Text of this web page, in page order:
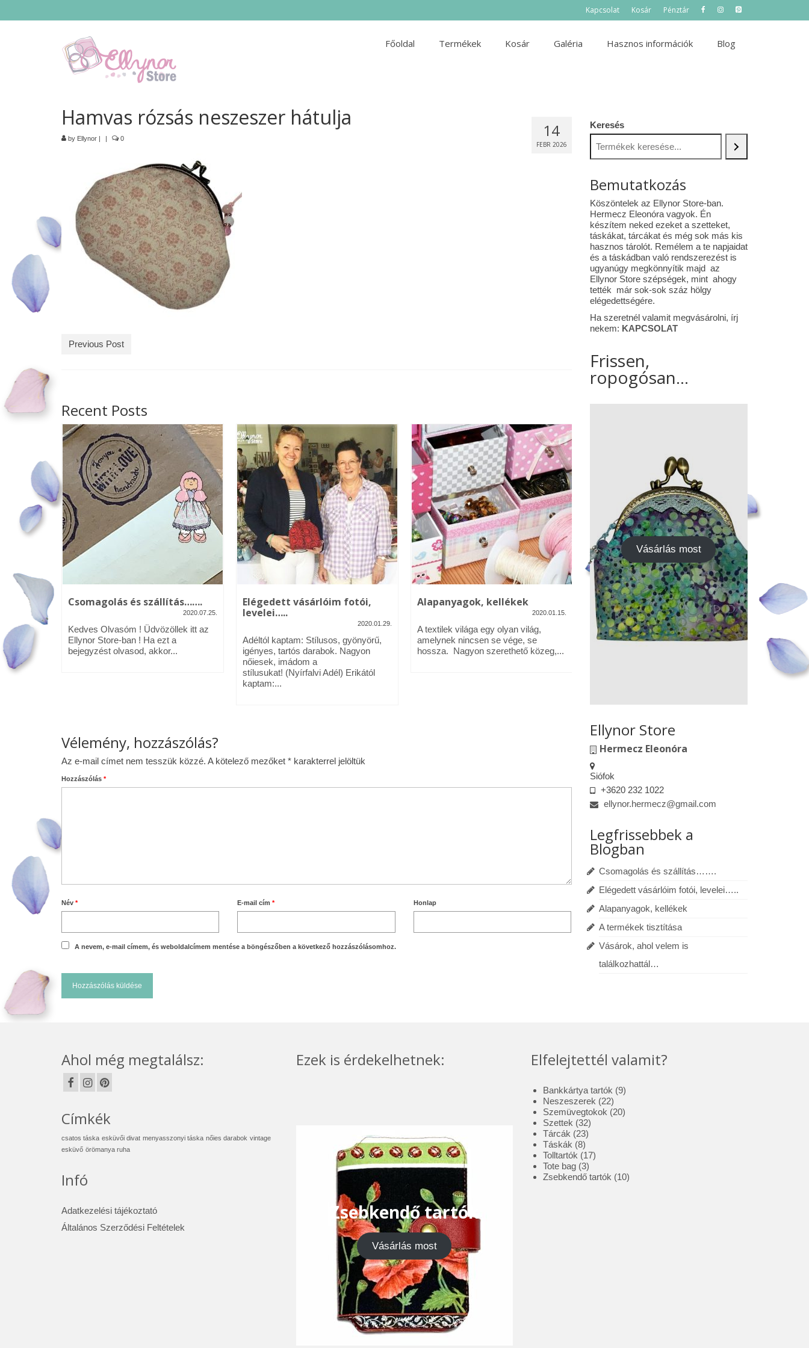
Kapcsolat Kosár Pénztár
Főoldal Termékek Kosár Galéria Hasznos információk Blog
14
FEBR 2026
Hamvas rózsás neszeszer hátulja
by Ellynor | | 0
Previous Post
Recent Posts
– Üdv
2020.01.09.
Ellynor
Csomagolás és szállítás…….
2020.07.25.
Kedves Olvasóm ! Üdvözöllek itt az
Ellynor Store-ban ! Ha ezt a
bejegyzést olvasod, akkor...
Elégedett vásárlóim fotói,
levelei…..
2020.01.29.
Adéltól kaptam: Stílusos, gyönyörű,
igényes, tartós darabok. Nagyon
nőiesek, imádom a
stílusukat! (Nyírfalvi Adél) Erikától
kaptam:...
Alapanyagok, kellékek
2020.01.15.
A textilek világa egy olyan világ,
amelynek nincsen se vége, se
hossza. Nagyon szerethető közeg,...
A termékek tisztítása
2020.01.13.
Alapanyagok: Tilda pamutvászon,
designer pamutvászon, lenvászon,
Kedves
Vélemény, hozzászólás?
Az e-mail címet nem tesszük közzé. A kötelező mezőket * karakterrel jelöltük
Hozzászólás *
Név * E-mail cím* Honlap
A nevem, e-mail címem, és weboldalcímem mentése a böngészőben a következő hozzászólásomhoz.
Keresés
Bemutatkozás
Köszöntelek az Ellynor Store-ban.
Hermecz Eleonóra vagyok. Én
készítem neked ezeket a szetteket,
táskákat, tárcákat és még sok más kis
hasznos tárolót. Remélem a te napjaidat
és a táskádban való rendszerezést is
ugyanúgy megkönnyítik majd az
Ellynor Store szépségek, mint ahogy
tették már sok-sok száz hölgy
elégedettségére.
Ha szeretnél valamit megvásárolni, írj
nekem: KAPCSOLAT
Frissen,
ropogósan...
Vásárlás most
Ellynor Store
Hermecz Eleonóra
Siófok
+3620 232 1022
ellynor.hermecz@gmail.com
Legfrissebbek a
Blogban
Csomagolás és szállítás…….
Elégedett vásárlóim fotói, levelei…..
Alapanyagok, kellékek
A termékek tisztítása
Vásárok, ahol velem is
találkozhattál…
Ahol még megtalálsz:
Címkék
csatos táska esküvői divat menyasszonyi táska nőies darabok vintage
esküvő örömanya ruha
Infó
Adatkezelési tájékoztató
Általános Szerződési Feltételek
Ezek is érdekelhetnek:
Zsebkendő tartók
Vásárlás most
Elfelejtettél valamit?
Bankkártya tartók 99
Neszeszerek 2222
termék
Szemüvegtokok 2020
Szettek 3232
termék
Tárcák 2323
termék
Táskák 88
termék
Tolltartók 1717
Tote bag 33
termék
Zsebkendő tartók 1010